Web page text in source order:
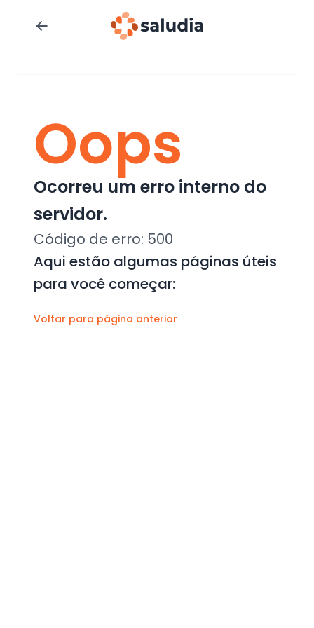
Oops
Ocorreu um erro interno do
servidor.
Código de erro: 500
Aqui estão algumas páginas úteis
para você começar:
Voltar para página anterior